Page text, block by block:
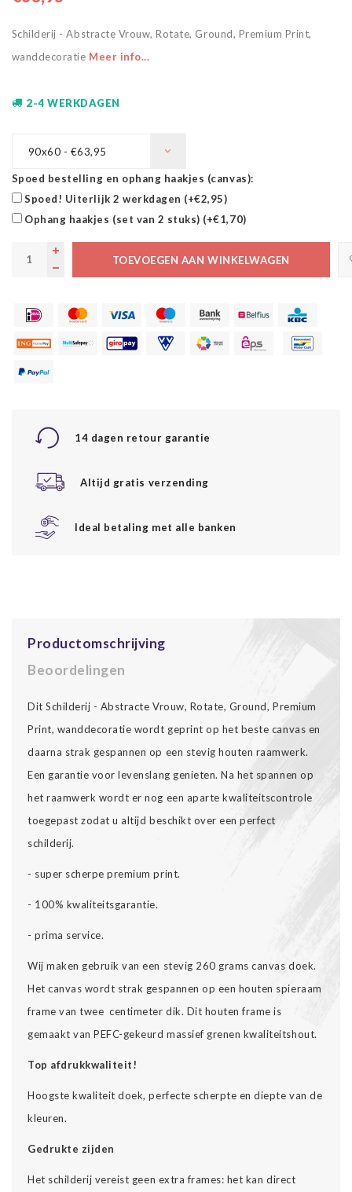
Schilderij - Abstracte Vrouw, Rotate, Ground, Premium Print,
wanddecoratie Meer info...
2-4 WERKDAGEN
90x60 - €63,95
Spoed bestelling en ophang haakjes (canvas):
Spoed! Uiterlijk 2 werkdagen (+€2,95)
Ophang haakjes (set van 2 stuks) (+€1,70)
TOEVOEGEN AAN WINKELWAGEN
14 dagen retour garantie
Altijd gratis verzending
Ideal betaling met alle banken
Productomschrijving
Beoordelingen
Dit Schilderij - Abstracte Vrouw, Rotate, Ground, Premium
Print, wanddecoratie wordt geprint op het beste canvas en
daarna strak gespannen op een stevig houten raamwerk.
Een garantie voor levenslang genieten. Na het spannen op
het raamwerk wordt er nog een aparte kwaliteitscontrole
toegepast zodat u altijd beschikt over een perfect
schilderij.
- super scherpe premium print.
- 100% kwaliteitsgarantie.
- prima service.
Wij maken gebruik van een stevig 260 grams canvas doek.
Het canvas wordt strak gespannen op een houten spieraam
frame van twee centimeter dik. Dit houten frame is
gemaakt van PEFC-gekeurd massief grenen kwaliteitshout.
Top afdrukkwaliteit!
Hoogste kwaliteit doek, perfecte scherpte en diepte van de
kleuren.
Gedrukte zijden
Het schilderij vereist geen extra frames: het kan direct